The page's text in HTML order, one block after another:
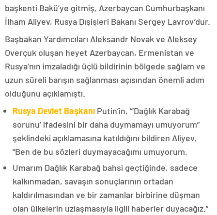
başkenti Bakü’ye gitmiş, Azerbaycan Cumhurbaşkanı
İlham Aliyev, Rusya Dışişleri Bakanı Sergey Lavrov’dur.
Başbakan Yardımcıları Aleksandr Novak ve Aleksey
Overçuk oluşan heyet Azerbaycan, Ermenistan ve
Rusya’nın imzaladığı üçlü bildirinin bölgede sağlam ve
uzun süreli barışın sağlanması açısından önemli adım
olduğunu açıklamıştı.
Rusya Devlet Başkanı Putin’in, “‘Dağlık Karabağ
sorunu’ ifadesini bir daha duymamayı umuyorum”
şeklindeki açıklamasına katıldığını bildiren Aliyev,
“Ben de bu sözleri duymayacağımı umuyorum.
Umarım Dağlık Karabağ bahsi geçtiğinde, sadece
kalkınmadan, savaşın sonuçlarının ortadan
kaldırılmasından ve bir zamanlar birbirine düşman
olan ülkelerin uzlaşmasıyla ilgili haberler duyacağız.”